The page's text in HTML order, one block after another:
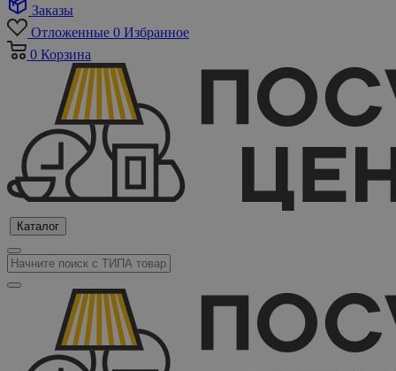
Заказы
Отложенные 0 Избранное
0 Корзина
Каталог